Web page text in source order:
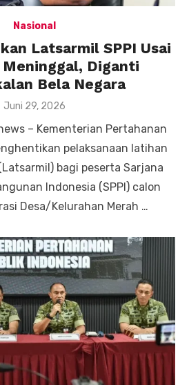
Nasional
Latsarmil SPPI Usai
Diganti
Bela Negara
Posted
Juni 29, 2026
– Kementerian Pertahanan
pelaksanaan latihan
bagi peserta Sarjana
Indonesia (SPPI) calon
Desa/Kelurahan Merah …